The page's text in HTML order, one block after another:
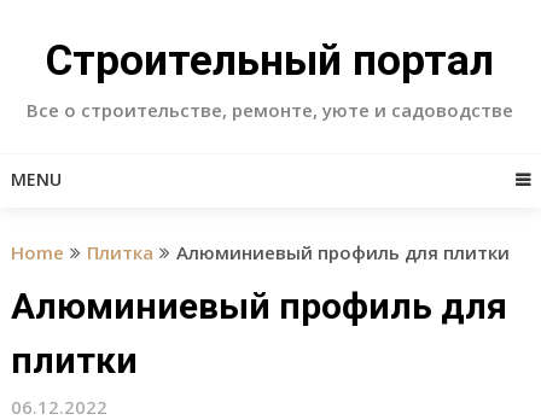
contentСтроительный портал
Все о строительстве, ремонте, уюте и садоводстве
MENU
Home Плитка Алюминиевый профиль для плитки
Алюминиевый профиль для
плитки
06.12.2022